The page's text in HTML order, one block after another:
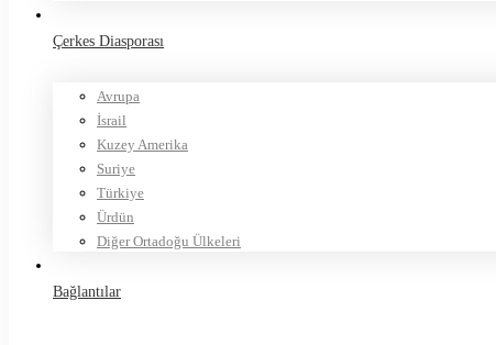
Çerkes Diasporası
Avrupa
İsrail
Kuzey Amerika
Suriye
Türkiye
Ürdün
Diğer Ortadoğu Ülkeleri
Bağlantılar